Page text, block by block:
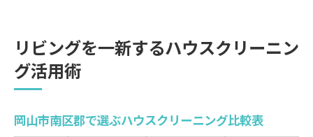
初めて依頼する人が押さえるべき注意点
岡山市南区郡で安心の清掃サービスを選ぶ方法
ハウスクリーニング業者選びで重視すべき
リビングを一新するハウスクリーニン
グ活用術
岡山市南区郡で選ぶハウスクリーニング比較表